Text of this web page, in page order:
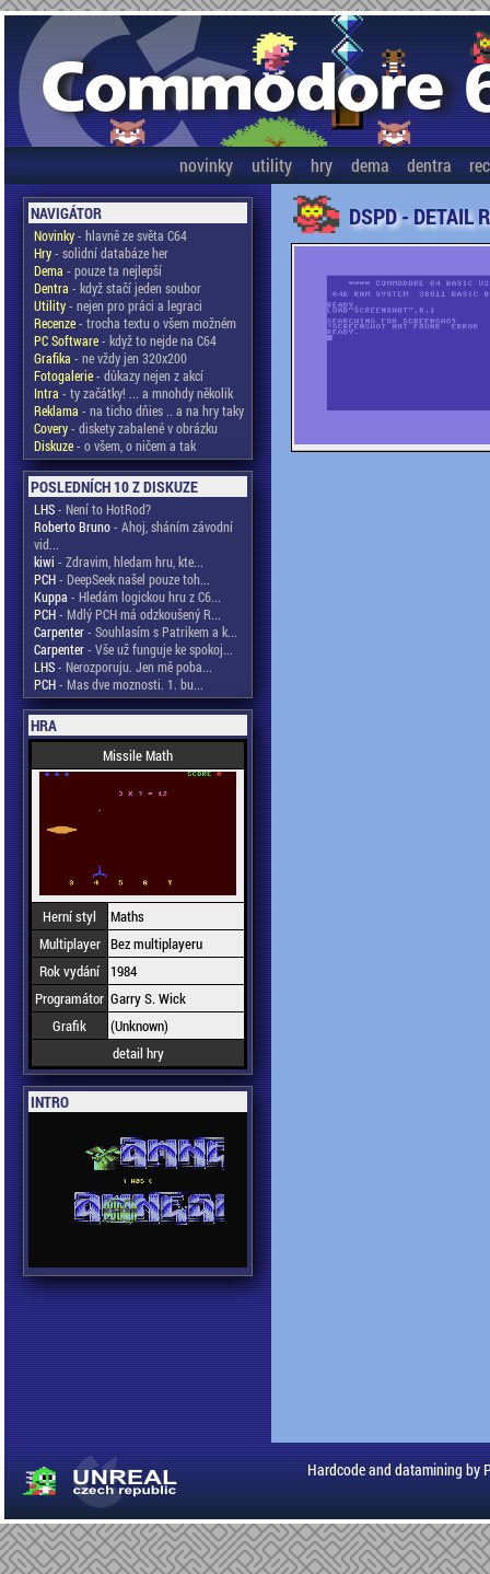
novinky utility hry dema dentra
NAVIGÁTOR
Novinky- hlavně ze světa C64
Hry- solidní databáze her
Dema - pouze ta nejlepší
Dentra - když stačí jeden soubor
Utility- nejen pro práci a legraci
Recenze- trocha textu o všem možném
PC Software- když to nejde na C64
Grafika - ne vždy jen 320x200
Fotogalerie- důkazy nejen z akcí
Intra - ty začátky! ... a mnohdy několik
Reklama - na ticho dňies .. a na hry taky
Covery- diskety zabalené v obrázku
Diskuze- o všem, o ničem a tak
POSLEDNÍCH 10 Z DISKUZE
LHS- Není to HotRod?
Roberto Bruno- Ahoj, sháním závodní
vid...
kiwi - Zdravim, hledam hru, kte...
PCH- DeepSeek našel pouze toh...
Kuppa - Hledám logickou hru z C6...
PCH- Mdlý PCH má odzkoušený R...
Carpenter- Souhlasím s Patrikem a k...
Carpenter- Vše už funguje ke spokoj...
LHS- Nerozporuju. Jen mě poba...
PCH- Mas dve moznosti. 1. bu...
HRA
Missile Math
Herní styl
Maths
Multiplayer Bez multiplayeru
Rok vydání
1984
Programátor Garry S. Wick
Grafik
(Unknown)
detail hry
INTRO
DSPD - DETAIL
Hardcode and datamining by